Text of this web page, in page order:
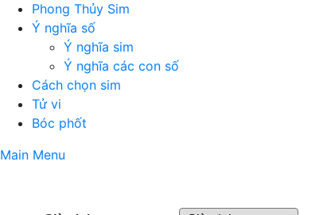
Phong Thủy Sim
Ý nghĩa số
Ý nghĩa sim
Ý nghĩa các con số
Cách chọn sim
Tử vi
Bóc phốt
Main Menu